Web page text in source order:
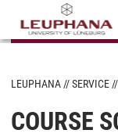
LEUPHANA SERVICE
COURSE